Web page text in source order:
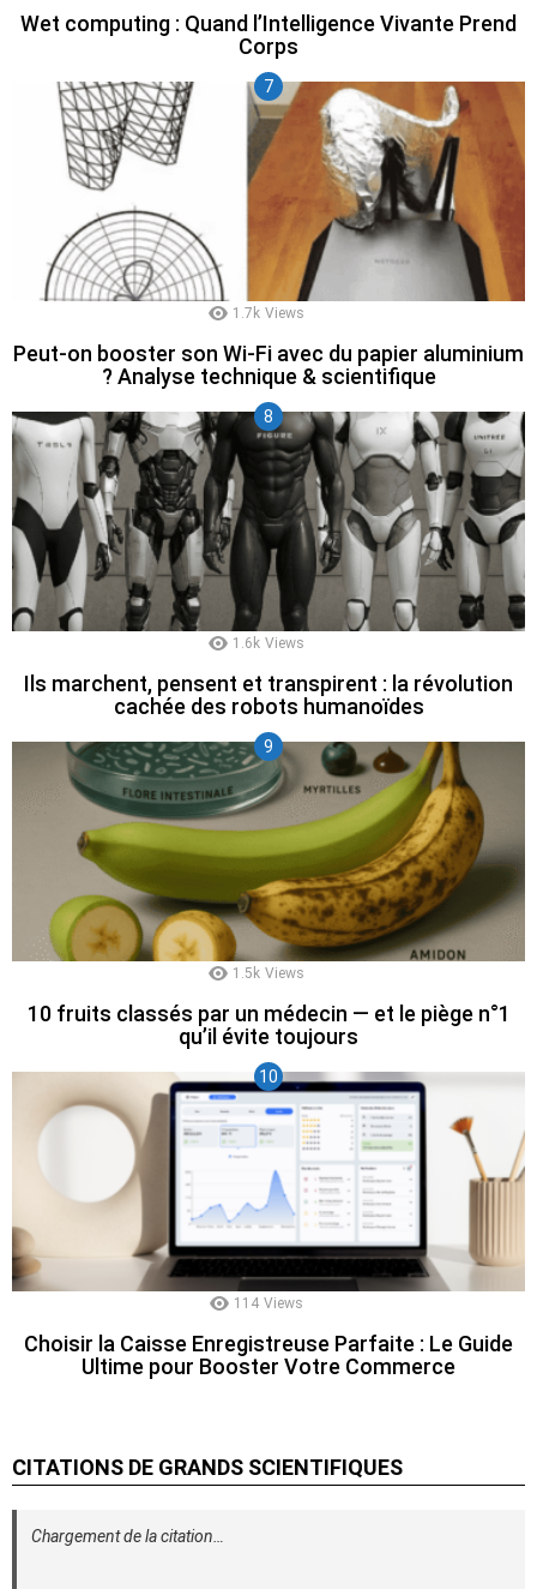
Wet computing : Quand l’Intelligence Vivante Prend
Corps
1.7k Views
Peut-on booster son Wi-Fi avec du papier aluminium
? Analyse technique & scientifique
1.6k Views
Ils marchent, pensent et transpirent : la révolution
cachée des robots humanoïdes
1.5k Views
10 fruits classés par un médecin — et le piège n°1
qu’il évite toujours
114 Views
Choisir la Caisse Enregistreuse Parfaite : Le Guide
Ultime pour Booster Votre Commerce
CITATIONS DE GRANDS SCIENTIFIQUES
Chargement de la citation…